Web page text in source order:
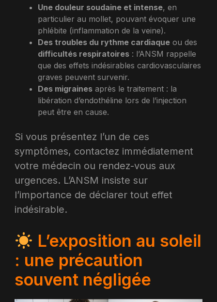
Une douleur soudaine et intense, en
particulier au mollet, pouvant évoquer une
phlébite (inflammation de la veine).
Des troubles du rythme cardiaque ou des
difficultés respiratoires : l’ANSM rappelle
que des effets indésirables cardiovasculaires
graves peuvent survenir.
Des migraines après le traitement : la
libération d’endothéline lors de l’injection
peut être en cause.
Si vous présentez l’un de ces
symptômes, contactez immédiatement
votre médecin ou rendez-vous aux
urgences. L’ANSM insiste sur
l’importance de déclarer tout effet
indésirable.
L’exposition au soleil
: une précaution
souvent négligée